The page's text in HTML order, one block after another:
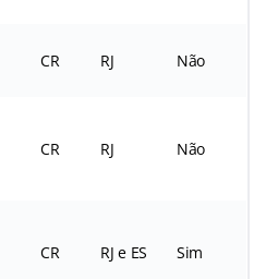
CR RJ Não
CR RJ Não
CR RJ e ES Sim